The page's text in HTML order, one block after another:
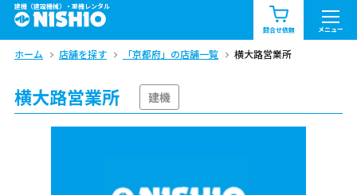
建機（建設機械）・重機レンタル
問合せ依頼 メニュー
商品一覧 お知らせ一覧
問合せ依頼リスト お問合せ
エリア情報を見る
北海道 東北 関東
ホーム 店舗を探す 「京都府」の店舗一覧 横大路営業所
横大路営業所 建機